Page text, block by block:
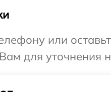
или
для уточнения